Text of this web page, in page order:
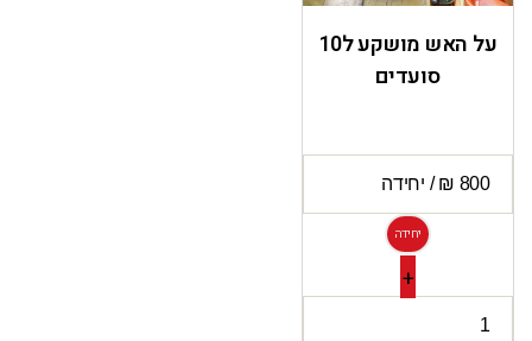
על האש מושקע ל10
סועדים
יחידה
+